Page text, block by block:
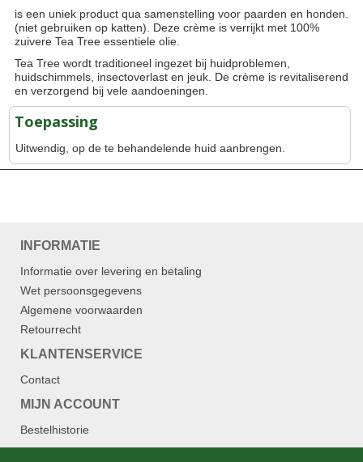
is een uniek product qua samenstelling voor paarden en honden.
(niet gebruiken op katten). Deze crème is verrijkt met 100%
zuivere Tea Tree essentiele olie.
Tea Tree wordt traditioneel ingezet bij huidproblemen,
huidschimmels, insectoverlast en jeuk. De crème is revitaliserend
en verzorgend bij vele aandoeningen.
Toepassing
Uitwendig, op de te behandelende huid aanbrengen.
INFORMATIE
Informatie over levering en betaling
Wet persoonsgegevens
Algemene voorwaarden
Retourrecht
KLANTENSERVICE
Contact
MIJN ACCOUNT
Bestelhistorie